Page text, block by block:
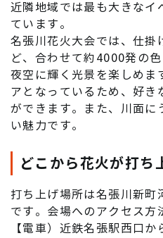
近隣地域では最も大きなイ
ています。
名張川花火大会では、仕掛
ど、合わせて約4000発の
夜空に輝く光景を楽しめま
アとなっているため、好き
ができます。また、川面に
い魅力です。
どこから花火が打ち
打ち上げ場所は名張川新町
です。会場へのアクセス方
【電車）近鉄名張駅西口か